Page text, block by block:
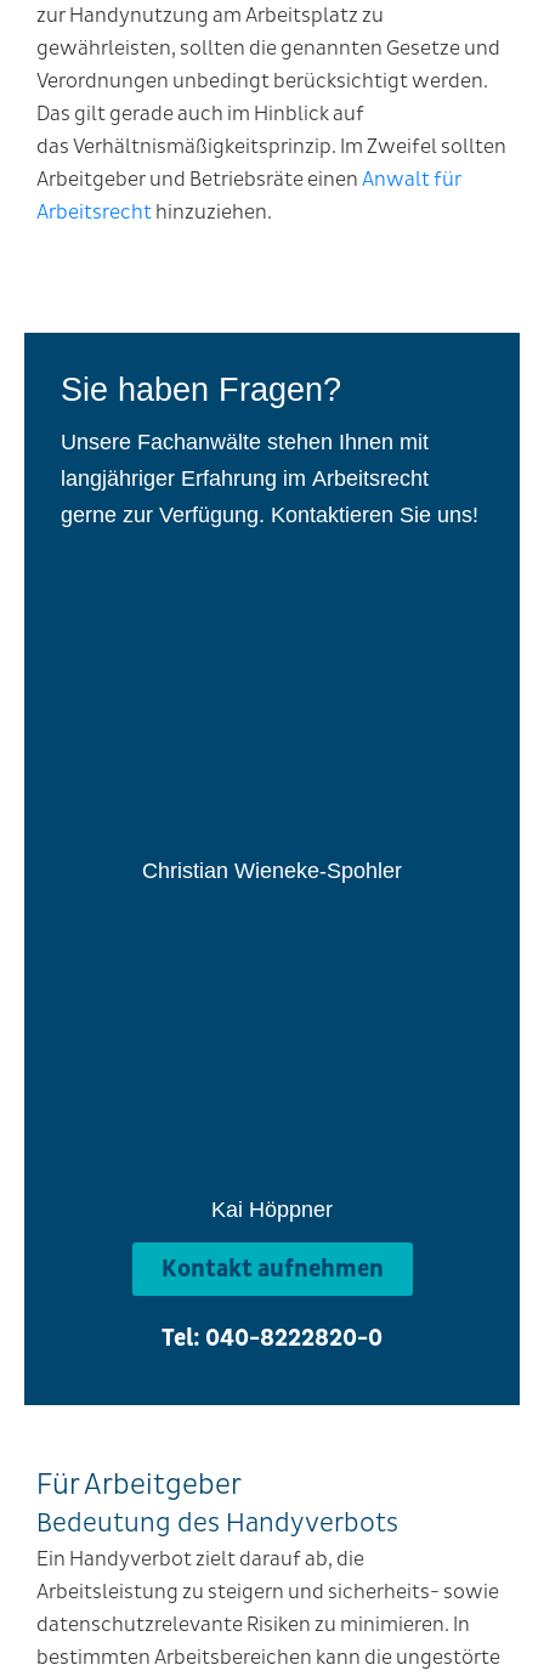
zur Handynutzung am Arbeitsplatz zu
gewährleisten, sollten die genannten Gesetze und
Verordnungen unbedingt berücksichtigt werden.
Das gilt gerade auch im Hinblick auf
dasVerhältnismäßigkeitsprinzip. Im Zweifel sollten
Arbeitgeber und Betriebsräte einenAnwalt für
Arbeitsrechthinzuziehen.
Sie haben Fragen?
Unsere Fachanwälte stehen Ihnen mit
langjähriger Erfahrung im Arbeitsrecht
gerne zur Verfügung. Kontaktieren Sie uns!
Christian Wieneke-Spohler
Kai Höppner
Kontakt aufnehmen
Tel: 040-8222820-0
Für Arbeitgeber
Bedeutung des Handyverbots​
Ein Handyverbot zielt darauf ab, die
Arbeitsleistung zu steigern und sicherheits- sowie
datenschutzrelevante Risiken zu minimieren. In
bestimmten Arbeitsbereichen kann die ungestörte